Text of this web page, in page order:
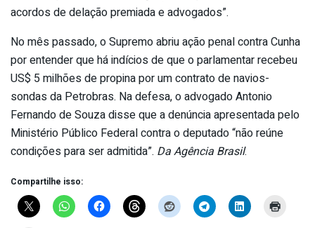
acordos de delação premiada e advogados”.
No mês passado, o Supremo abriu ação penal contra Cunha
por entender que há indícios de que o parlamentar recebeu
US$ 5 milhões de propina por um contrato de navios-
sondas da Petrobras. Na defesa, o advogado Antonio
Fernando de Souza disse que a denúncia apresentada pelo
Ministério Público Federal contra o deputado “não reúne
condições para ser admitida”. Da Agência Brasil.
Compartilhe isso: